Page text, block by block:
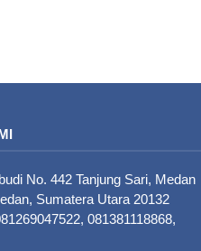
No. 442 Tanjung Sari, Medan
Sumatera Utara 20132
081381118868,